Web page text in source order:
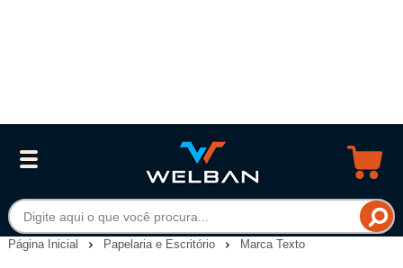
Página Inicial Papelaria e Escritório Marca Texto